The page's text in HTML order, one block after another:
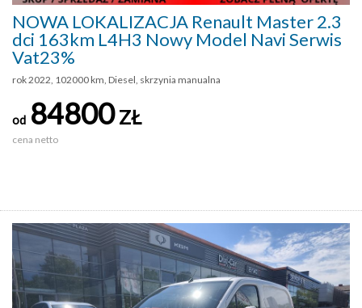
NOWA LOKALIZACJA Renault Master 2.3
dci 163km L4H3 Nowy Model Navi Serwis
Vat23%
rok 2022, 102000 km, Diesel, skrzynia manualna
od 84800ZŁ
cena netto